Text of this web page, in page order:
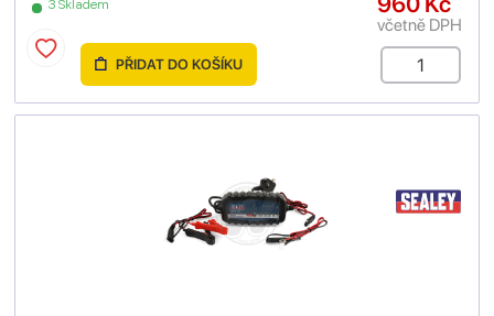
3 Skladem
včetně DPH
PŘIDAT DO KOŠÍKU